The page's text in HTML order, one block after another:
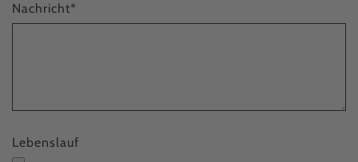
Nachricht*
Lebenslauf